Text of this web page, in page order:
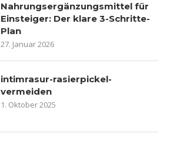
Nahrungsergänzungsmittel für
Einsteiger: Der klare 3-Schritte-
Plan
27. Januar 2026
intimrasur-rasierpickel-
vermeiden
1. Oktober 2025